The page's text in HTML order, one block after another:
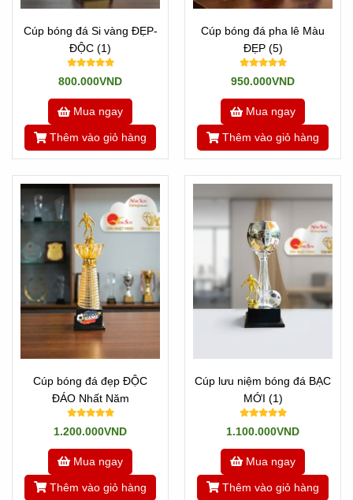
Cúp bóng đá Si vàng ĐẸP-
ĐỘC (1)
800.000VND
Mua ngay
Thêm vào giỏ hàng
Cúp bóng đá pha lê Màu
ĐẸP (5)
950.000VND
Mua ngay
Thêm vào giỏ hàng
Cúp bóng đá đẹp ĐỘC
ĐÁO Nhất Năm
1.200.000VND
Mua ngay
Thêm vào giỏ hàng
Cúp lưu niệm bóng đá BẠC
MỚI (1)
1.100.000VND
Mua ngay
Thêm vào giỏ hàng